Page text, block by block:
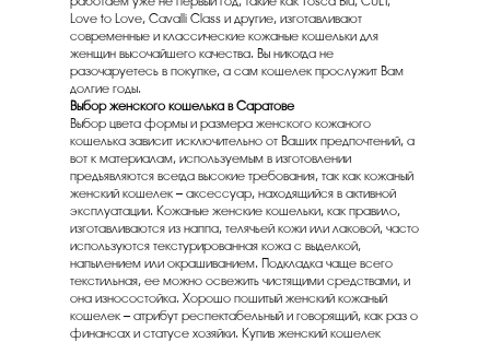
Love to Love, Cavalli Class и другие, изготавливают
современные и классические кожаные кошельки для
женщин высочайшего качества. Вы никогда не
разочаруетесь в покупке, а сам кошелек прослужит Вам
долгие годы.
Выбор женского кошелька в Саратове
Выбор цвета формы и размера женского кожаного
кошелька зависит исключительно от Ваших предпочтений, а
вот к материалам, используемым в изготовлении
предъявляются всегда высокие требования, так как кожаный
женский кошелек – аксессуар, находящийся в активной
эксплуатации. Кожаные женские кошельки, как правило,
изготавливаются из наппа, телячьей кожи или лаковой, часто
используются текстурированная кожа с выделкой,
напылением или окрашиванием. Подкладка чаще всего
текстильная, ее можно освежить чистящими средствами, и
она износостойка. Хорошо пошитый женский кожаный
кошелек – атрибут респектабельный и говорящий, как раз о
финансах и статусе хозяйки. Купив женский кошелек